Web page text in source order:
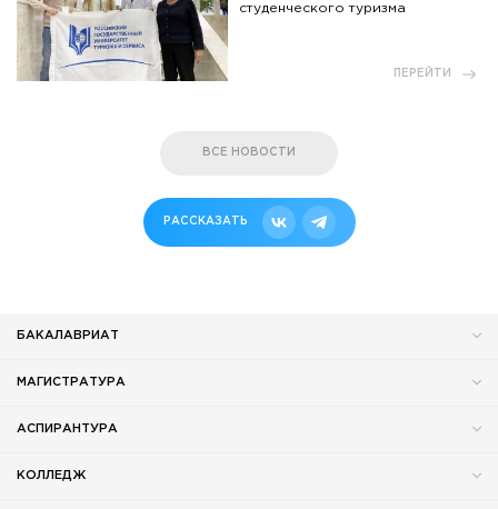
студенческого туризма
ПЕРЕЙТИ
ВСЕ НОВОСТИ
РАССКАЗАТЬ
БАКАЛАВРИАТ
МАГИСТРАТУРА
АСПИРАНТУРА
КОЛЛЕДЖ